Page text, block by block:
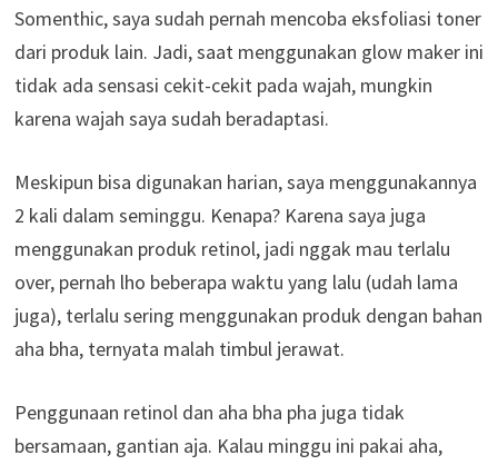
Somenthic, saya sudah pernah mencoba eksfoliasi toner
dari produk lain. Jadi, saat menggunakan glow maker ini
tidak ada sensasi cekit-cekit pada wajah, mungkin
karena wajah saya sudah beradaptasi.
Meskipun bisa digunakan harian, saya menggunakannya
2 kali dalam seminggu. Kenapa? Karena saya juga
menggunakan produk retinol, jadi nggak mau terlalu
over, pernah lho beberapa waktu yang lalu (udah lama
juga), terlalu sering menggunakan produk dengan bahan
aha bha, ternyata malah timbul jerawat.
Penggunaan retinol dan aha bha pha juga tidak
bersamaan, gantian aja. Kalau minggu ini pakai aha,